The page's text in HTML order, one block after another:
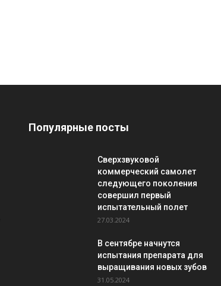
Популярные посты
Сверхзвуковой
коммерческий самолет
следующего поколения
совершил первый
испытательный полет
27.03.2024
В сентябре начнутся
испытания препарата для
выращивания новых зубов
31.05.2024